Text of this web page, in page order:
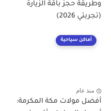
وطريقة حجز باقة الزيارة
(تجربتي 2026)
أماكن سياحية
منذ عام
أفضل مولات مكة المكرمة: